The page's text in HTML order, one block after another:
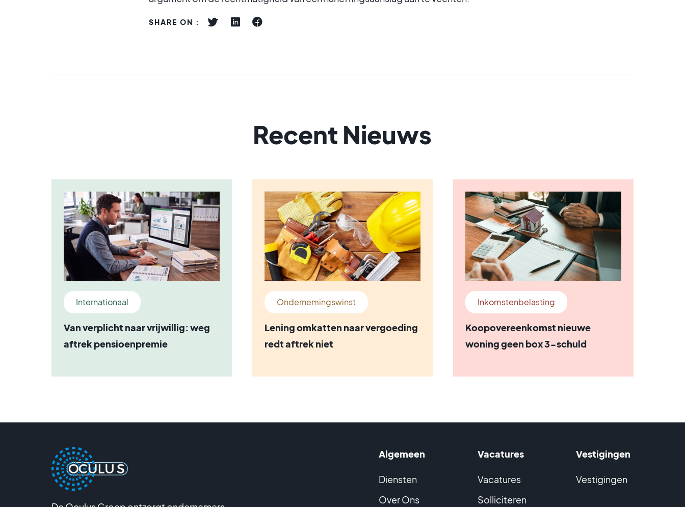
SHARE ON :
Recent Nieuws
Internationaal
Van verplicht naar vrijwillig: weg
aftrek pensioenpremie
Ondernemingswinst
Lening omkatten naar vergoeding
redt aftrek niet
Inkomstenbelasting
Koopovereenkomst nieuwe
woning geen box 3-schuld
Algemeen
Diensten
Over Ons
Vacatures
Vacatures
Solliciteren
Vestigingen
Vestigingen